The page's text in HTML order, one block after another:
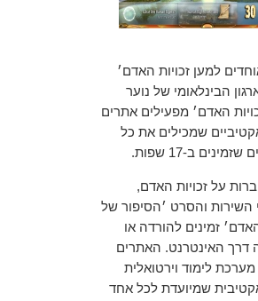
למען זכויות האדם׳
הבינלאומי של נוער
האדם׳ מפעילים אתרים
שמכילים את כל
ב-17 שפות.
על זכויות האדם,
השירות והסרט ׳הסיפור של
האדם׳ זמינים להורדה או
דרך האינטרנט. האתרים
מערכת לימוד וירטואלית
שמיועדת לכל אחד